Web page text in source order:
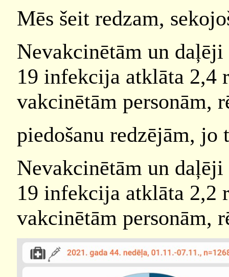
Mēs šeit redzam,
Nevakcinētām un
19 infekcija atklāta 2,4
vakcinētām personām,
piedošanu redzējām, jo
Nevakcinētām un
19 infekcija atklāta 2,2
vakcinētām personām,